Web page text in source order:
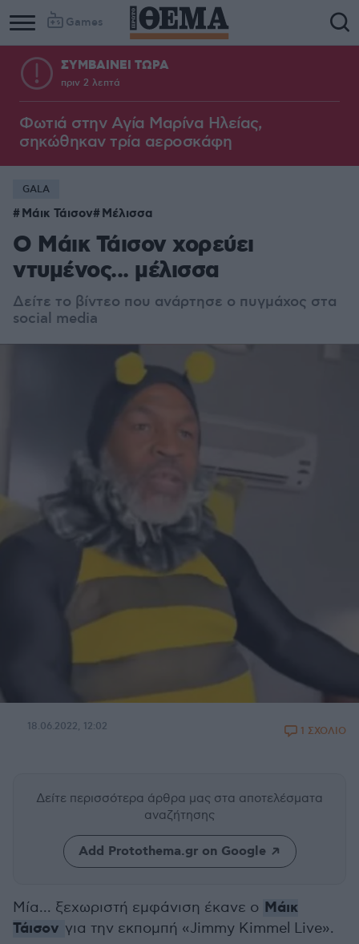
Games
ΣΥΜΒΑΙΝΕΙ ΤΩΡΑ
πριν 2 λεπτά
Φωτιά στην Aγία Μαρίνα Ηλείας,
σηκώθηκαν τρία αεροσκάφη
GALA
Μάικ Τάισον Μέλισσα
Ο Μάικ Τάισον χορεύει
ντυμένος... μέλισσα
Δείτε το βίντεο που ανάρτησε ο πυγμάχος στα
social media
18.06.2022, 12:02 1 ΣΧΟΛΙΟ
Δείτε περισσότερα άρθρα μας στα αποτελέσματα
αναζήτησης
Add Protothema.gr on Google
Μία... ξεχωριστή εμφάνιση έκανε ο Μάικ
Τάισον για την εκπομπή «Jimmy Kimmel Live».